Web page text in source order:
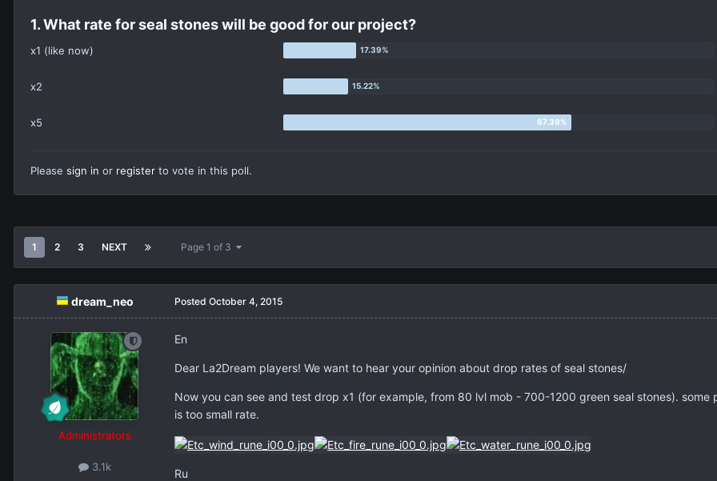
1. What rate for seal stones will be good for our project?
x1 (like now)
x2
x5
Please sign in or register to vote in this poll.
1 2 3 NEXT Page 1 of 3
dream_neo
Administrators
3.1k
Posted October 4, 2015
En
Dear La2Dream players! We want to hear your opinion about drop rates of seal stones/
Now you can see and test drop x1 (for example, from 80 lvl mob - 700-1200 green seal stones). some
is too small rate.
Ru